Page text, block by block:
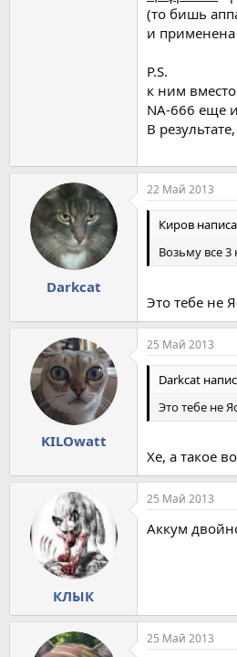
(то бишь
и применена
P.S.
к ним
NA-666 еще
В
Darkcat
22 Май 2013
Киров
Возьму все 3
Это тебе не
KILOwatt
25 Май 2013
Darkcat
Это тебе не
Хе, а такое
КЛЫК
25 Май 2013
Аккум
25 Май 2013